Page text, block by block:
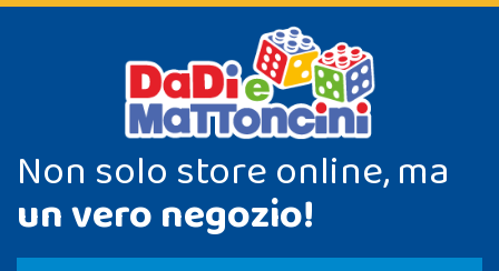
Non solo store online, ma
un vero negozio!